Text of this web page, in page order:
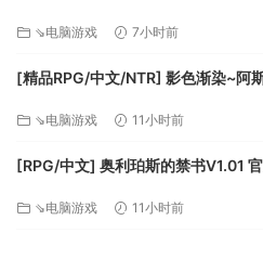
支持Shader 1 128硬件加速
互联网（TCP/IP）游戏；互
戏的最新网驱动程序；局域
重要事项：有的卡可能有的
⇘电脑游戏 7小时前
[精品RPG/中文/NTR] 影色渐染~阿
[FM/7.5G/百度]
⇘电脑游戏 11小时前
[RPG/中文] 奥利珀斯的禁书V1.01
⇘电脑游戏 11小时前